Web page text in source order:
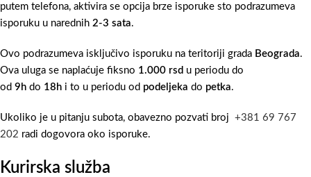
putem telefona, aktivira se opcija brze isporuke sto podrazumeva
isporuku u narednih 2-3 sata.
Ovo podrazumeva isključivo isporuku na teritoriji grada Beograda.
Ova uluga se naplaćuje fiksno 1.000 rsd u periodu do
od 9h do 18h i to u periodu od podeljeka do petka.
Ukoliko je u pitanju subota, obavezno pozvati broj +381 69 767
202 radi dogovora oko isporuke.
Kurirska služba